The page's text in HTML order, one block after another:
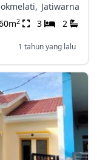
Jatiwarna
2 3 2
1 tahun yang lalu